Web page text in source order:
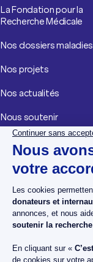
La Fondation pour la
Recherche Médicale
Nos dossiers maladies
Nos projets
Nos actualités
Nous soutenir
Nos publications
Nous contacter
Cookies